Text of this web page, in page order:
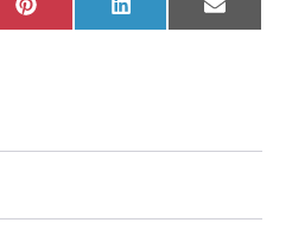
Pinterest LinkedIn Email